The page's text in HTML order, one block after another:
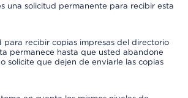
una solicitud permanente para recibir esta
para recibir copias impresas del directorio
permanece hasta que usted abandone
solicite que dejen de enviarle las copias